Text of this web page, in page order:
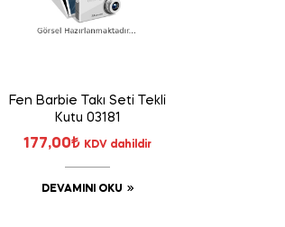
Fen Barbie Takı Seti Tekli
Kutu 03181
177,00₺ KDV dahildir
DEVAMINI OKU